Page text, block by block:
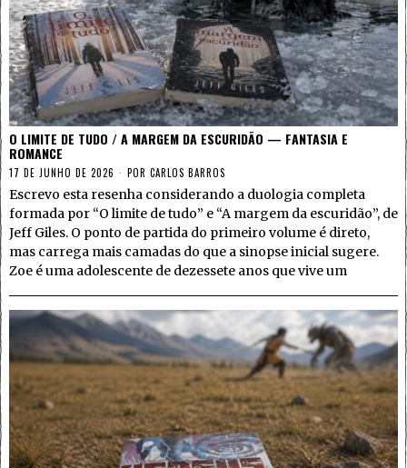
O LIMITE DE TUDO / A MARGEM DA ESCURIDÃO — FANTASIA E
ROMANCE
17 DE JUNHO DE 2026 POR CARLOS BARROS
Escrevo esta resenha considerando a duologia completa
formada por “O limite de tudo” e “A margem da escuridão”, de
Jeff Giles. O ponto de partida do primeiro volume é direto,
mas carrega mais camadas do que a sinopse inicial sugere.
Zoe é uma adolescente de dezessete anos que vive um